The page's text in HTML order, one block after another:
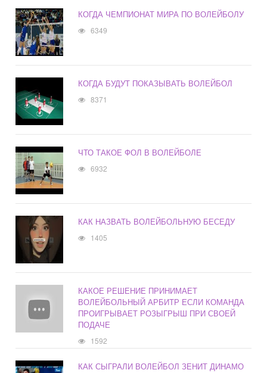
КОГДА ЧЕМПИОНАТ МИРА ПО ВОЛЕЙБОЛУ
6349
КОГДА БУДУТ ПОКАЗЫВАТЬ ВОЛЕЙБОЛ
8371
ЧТО ТАКОЕ ФОЛ В ВОЛЕЙБОЛЕ
6932
КАК НАЗВАТЬ ВОЛЕЙБОЛЬНУЮ БЕСЕДУ
1405
КАКОЕ РЕШЕНИЕ ПРИНИМАЕТ
ВОЛЕЙБОЛЬНЫЙ АРБИТР ЕСЛИ КОМАНДА
ПРОИГРЫВАЕТ РОЗЫГРЫШ ПРИ СВОЕЙ
ПОДАЧЕ
1592
КАК СЫГРАЛИ ВОЛЕЙБОЛ ЗЕНИТ ДИНАМО